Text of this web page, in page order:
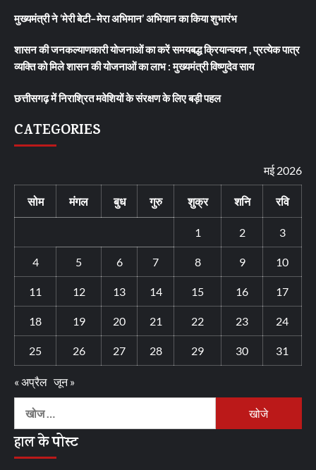
मुख्यमंत्री ने ‘मेरी बेटी–मेरा अभिमान’ अभियान का किया शुभारंभ
शासन की जनकल्याणकारी योजनाओं का करें समयबद्ध क्रियान्वयन , प्रत्येक पात्र
व्यक्ति को मिले शासन की योजनाओं का लाभ : मुख्यमंत्री विष्णुदेव साय
छत्तीसगढ़ में निराश्रित मवेशियों के संरक्षण के लिए बड़ी पहल
CATEGORIES
मई 2026
सोम मंगल बुध गुरु शुक्र शनि रवि
1 2 3
4 5 6 7 8 9 10
11 12 13 14 15 16 17
18 19 20 21 22 23 24
25 26 27 28 29 30 31
« अप्रैल जून »
निम्न
खोजें:
हाल के पोस्ट